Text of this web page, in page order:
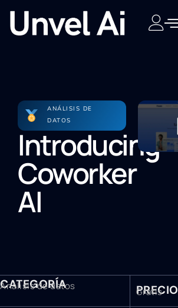
ANÁLISIS DE
DATOS
Introducing
Coworker
AI
CATEGORÍA
Análisis de datos PRECIO
Gratis